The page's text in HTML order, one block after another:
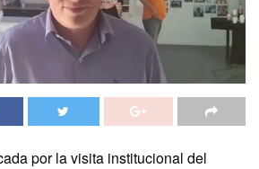
por la visita institucional del